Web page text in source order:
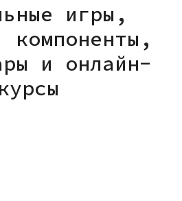
игры,
компоненты,
и онлайн-
курсы